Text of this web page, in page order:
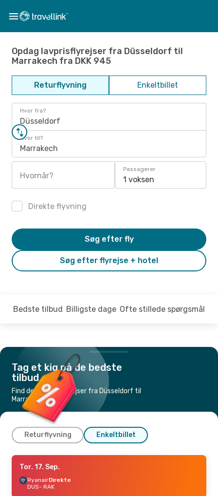
Opdag lavprisflyrejser fra Düsseldorf til
Marrakech fra DKK 945
Returflyvning Enkeltbillet
Hvor fra?
Düsseldorf
Hvor til?
Marrakech
Hvornår?
Passagerer
1 voksen
Direkte flyvning
Søg efter flyrejse + hotel
Søg efter fly
Bedste tilbud Billigste dage Ofte stillede spørgsmål
Tag et kig på de bedste
tilbud
Find de billigste flyrejser fra Düsseldorf til
Marrakech
Returflyvning Enkeltbillet
Man. 12. Okt.
1 Mellemlanding
Tor. 17. Sep.
RyanairDirekte
DUS- RAK